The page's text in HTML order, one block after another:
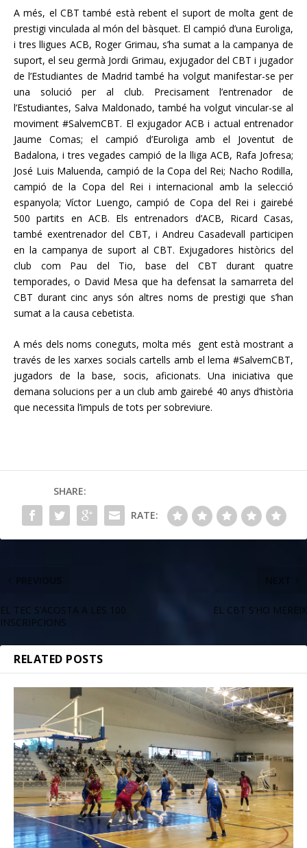
A més, el CBT també està rebent el suport de molta gent de
prestigi vinculada al món del bàsquet. El campió d’una Euroliga,
i tres lligues ACB, Roger Grimau, s’ha sumat a la campanya de
suport, el seu germà Jordi Grimau, exjugador del CBT i jugador
de l’Estudiantes de Madrid també ha volgut manifestar-se per
una solució per al club. Precisament l’entrenador de
l’Estudiantes, Salva Maldonado, també ha volgut vincular-se al
moviment #SalvemCBT. El exjugador ACB i actual entrenador
Jaume Comas; el campió d’Euroliga amb el Joventut de
Badalona, i tres vegades campió de la lliga ACB, Rafa Jofresa;
José Luis Maluenda, campió de la Copa del Rei; Nacho Rodilla,
campió de la Copa del Rei i internacional amb la selecció
espanyola; Víctor Luengo, campió de Copa del Rei i gairebé
500 partits en ACB. Els entrenadors d’ACB, Ricard Casas,
també exentrenador del CBT, i Andreu Casadevall participen
en la campanya de suport al CBT. Exjugadores històrics del
club com Pau del Tio, base del CBT durant quatre
temporades, o David Mesa que ha defensat la samarreta del
CBT durant cinc anys són altres noms de prestigi que s’han
sumat a la causa cebetista.
A més dels noms coneguts, molta més gent està mostrant a
través de les xarxes socials cartells amb el lema #SalvemCBT,
jugadors de la base, socis, aficionats. Una iniciativa que
demana solucions per a un club amb gairebé 40 anys d’història
que necessita l’impuls de tots per sobreviure.
SHARE:
RATE:
EL TEC S’ACOSTA A LES 100
INSCRIPCIONS
EL CBT S’HO MEREIX
RELATED POSTS